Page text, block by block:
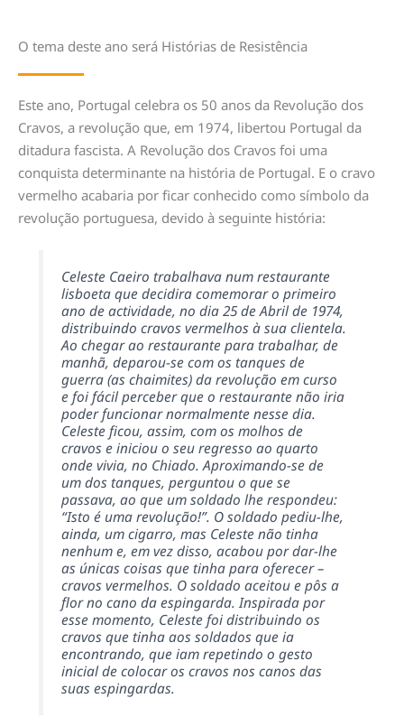
O tema deste ano será Histórias de Resistência
Este ano, Portugal celebra os 50 anos da Revolução dos
Cravos, a revolução que, em 1974, libertou Portugal da
ditadura fascista. A Revolução dos Cravos foi uma
conquista determinante na história de Portugal. E o cravo
vermelho acabaria por ficar conhecido como símbolo da
revolução portuguesa, devido à seguinte história:
Celeste Caeiro trabalhava num restaurante
lisboeta que decidira comemorar o primeiro
ano de actividade, no dia 25 de Abril de 1974,
distribuindo cravos vermelhos à sua clientela.
Ao chegar ao restaurante para trabalhar, de
manhã, deparou-se com os tanques de
guerra (as chaimites) da revolução em curso
e foi fácil perceber que o restaurante não iria
poder funcionar normalmente nesse dia.
Celeste ficou, assim, com os molhos de
cravos e iniciou o seu regresso ao quarto
onde vivia, no Chiado. Aproximando-se de
um dos tanques, perguntou o que se
passava, ao que um soldado lhe respondeu:
“Isto é uma revolução!”. O soldado pediu-lhe,
ainda, um cigarro, mas Celeste não tinha
nenhum e, em vez disso, acabou por dar-lhe
as únicas coisas que tinha para oferecer –
cravos vermelhos. O soldado aceitou e pôs a
flor no cano da espingarda. Inspirada por
esse momento, Celeste foi distribuindo os
cravos que tinha aos soldados que ia
encontrando, que iam repetindo o gesto
inicial de colocar os cravos nos canos das
suas espingardas.